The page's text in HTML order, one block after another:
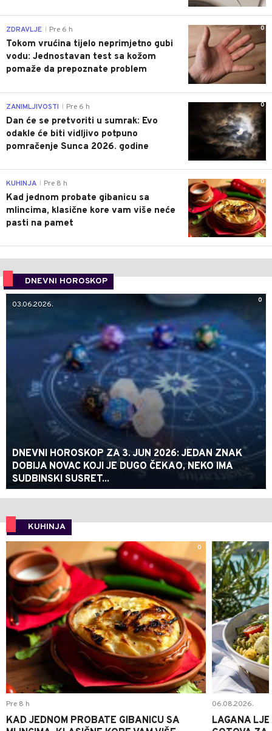
0
ZDRAVLJE Pre 6 h
Tokom vrućina tijelo neprimjetno gubi
vodu: Jednostavan test sa kožom
pomaže da prepoznate problem
0
ZANIMLJIVOSTI Pre 6 h
Dan će se pretvoriti u sumrak: Evo
odakle će biti vidljivo potpuno
pomračenje Sunca 2026. godine
0
KUHINJA Pre 8 h
Kad jednom probate gibanicu sa
mlincima, klasične kore vam više neće
pasti na pamet
DNEVNI HOROSKOP
0
03.06.2026.
DNEVNI HOROSKOP ZA 3. JUN 2026: JEDAN ZNAK
DOBIJA NOVAC KOJI JE DUGO ČEKAO, NEKO IMA
SUDBINSKI SUSRET...
KUHINJA
0
Pre 8 h
KAD JEDNOM PROBATE GIBANICU SA
06.08.2026.
LAGANA